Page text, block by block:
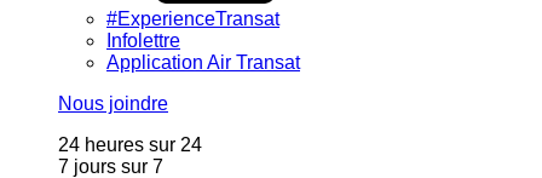
#ExperienceTransat
Infolettre
Application Air Transat
Nous joindre
24 heures sur 24
7 jours sur 7